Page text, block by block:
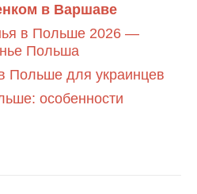
в Варшаве
в Польше 2026 —
Польша
Польше для украинцев
особенности